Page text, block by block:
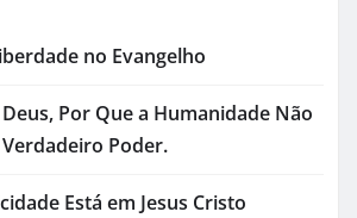
no Evangelho
Por Que a Humanidade Não
Poder.
Está em Jesus Cristo